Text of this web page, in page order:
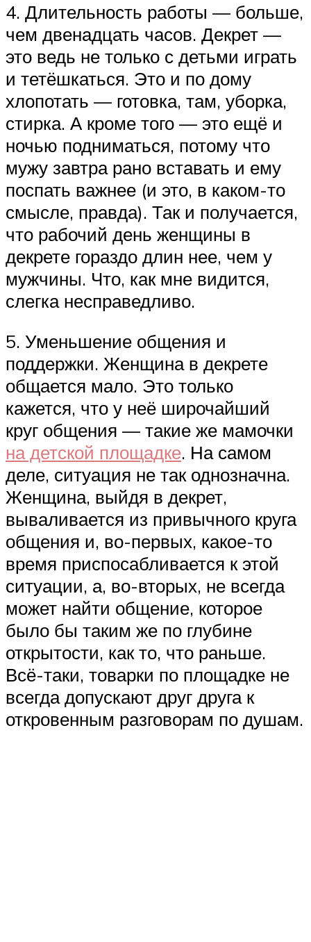
4. Длительность работы — больше,
чем двенадцать часов. Декрет —
это ведь не только с детьми играть
и тетёшкаться. Это и по дому
хлопотать — готовка, там, уборка,
стирка. А кроме того — это ещё и
ночью подниматься, потому что
мужу завтра рано вставать и ему
поспать важнее (и это, в каком-то
смысле, правда). Так и получается,
что рабочий день женщины в
декрете гораздо длин нее, чем у
мужчины. Что, как мне видится,
слегка несправедливо.
5. Уменьшение общения и
поддержки. Женщина в декрете
общается мало. Это только
кажется, что у неё широчайший
круг общения — такие же мамочки
на детской площадке. На самом
деле, ситуация не так однозначна.
Женщина, выйдя в декрет,
вываливается из привычного круга
общения и, во-первых, какое-то
время приспосабливается к этой
ситуации, а, во-вторых, не всегда
может найти общение, которое
было бы таким же по глубине
открытости, как то, что раньше.
Всё-таки, товарки по площадке не
всегда допускают друг друга к
откровенным разговорам по душам.